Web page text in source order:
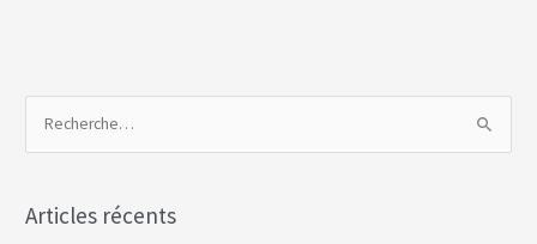
h
Articles récents